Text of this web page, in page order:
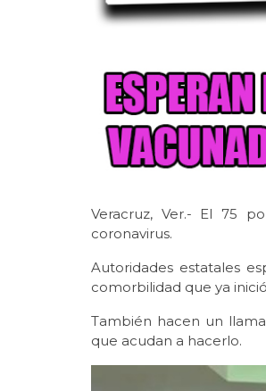
Veracruz, Ver.- El 75
coronavirus.
Autoridades estatales
comorbilidad que ya
También hacen un
que acudan a hacerlo.